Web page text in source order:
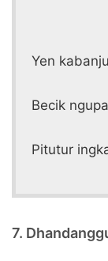
Yen
Becik
Pitutur
7.